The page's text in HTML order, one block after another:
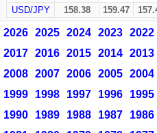
USD/JPY
158.38 159.47
2026 2025 2024 2023 2022
2017 2016 2015 2014 2013
2008 2007 2006 2005 2004
1999
1998 1997 1996 1995
1990
1989 1988 1987 1986